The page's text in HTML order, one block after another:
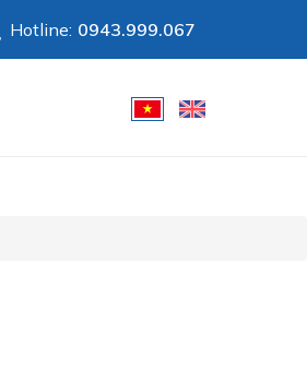
Hotline: 0943.999.067